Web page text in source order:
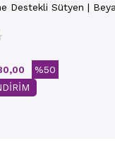
Destekli Sütyen |
%50